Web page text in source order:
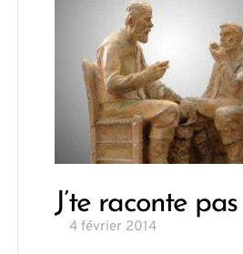
J’te raconte pas
4 février 2014